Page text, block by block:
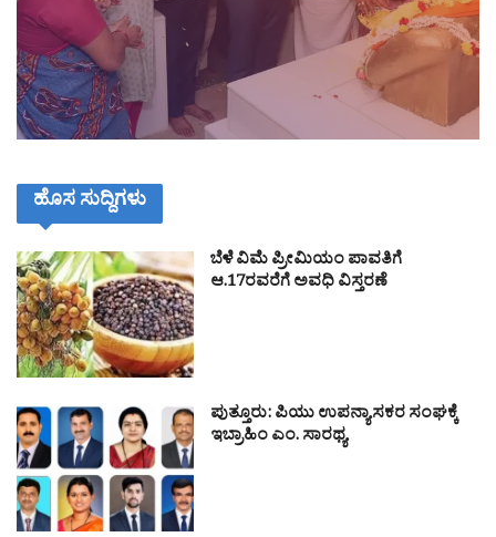
ಹೊಸ ಸುದ್ದಿಗಳು
ಬೆಳೆ ವಿಮೆ ಪ್ರೀಮಿಯಂ ಪಾವತಿಗೆ
ಆ.17ರವರೆಗೆ ಅವಧಿ ವಿಸ್ತರಣೆ
ಪುತ್ತೂರು: ಪಿಯು ಉಪನ್ಯಾಸಕರ ಸಂಘಕ್ಕೆ
ಇಬ್ರಾಹಿಂ ಎಂ. ಸಾರಥ್ಯ